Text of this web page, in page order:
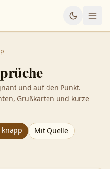
und auf den Punkt.
Grußkarten und kurze
knapp
Mit Quelle